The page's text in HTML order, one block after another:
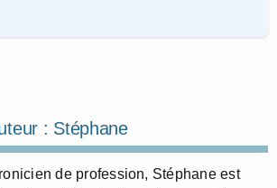
: Stéphane
de profession, Stéphane est